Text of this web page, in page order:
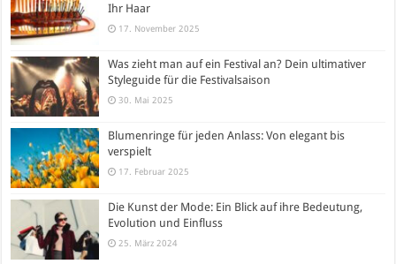
Ihr Haar
17. November 2025
Was zieht man auf ein Festival an? Dein ultimativer
Styleguide für die Festivalsaison
30. Mai 2025
Blumenringe für jeden Anlass: Von elegant bis
verspielt
17. Februar 2025
Die Kunst der Mode: Ein Blick auf ihre Bedeutung,
Evolution und Einfluss
25. März 2024